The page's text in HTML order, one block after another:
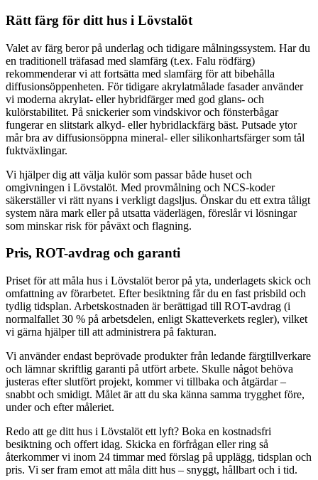
Rätt färg för ditt hus i Lövstalöt
Valet av färg beror på underlag och tidigare målningssystem. Har du
en traditionell träfasad med slamfärg (t.ex. Falu rödfärg)
rekommenderar vi att fortsätta med slamfärg för att bibehålla
diffusionsöppenheten. För tidigare akrylatmålade fasader använder
vi moderna akrylat- eller hybridfärger med god glans- och
kulörstabilitet. På snickerier som vindskivor och fönsterbågar
fungerar en slitstark alkyd- eller hybridlackfärg bäst. Putsade ytor
mår bra av diffusionsöppna mineral- eller silikonhartsfärger som tål
fuktväxlingar.
Vi hjälper dig att välja kulör som passar både huset och
omgivningen i Lövstalöt. Med provmålning och NCS-koder
säkerställer vi rätt nyans i verkligt dagsljus. Önskar du ett extra tåligt
system nära mark eller på utsatta väderlägen, föreslår vi lösningar
som minskar risk för påväxt och flagning.
Pris, ROT-avdrag och garanti
Priset för att måla hus i Lövstalöt beror på yta, underlagets skick och
omfattning av förarbetet. Efter besiktning får du en fast prisbild och
tydlig tidsplan. Arbetskostnaden är berättigad till ROT-avdrag (i
normalfallet 30 % på arbetsdelen, enligt Skatteverkets regler), vilket
vi gärna hjälper till att administrera på fakturan.
Vi använder endast beprövade produkter från ledande färgtillverkare
och lämnar skriftlig garanti på utfört arbete. Skulle något behöva
justeras efter slutfört projekt, kommer vi tillbaka och åtgärdar –
snabbt och smidigt. Målet är att du ska känna samma trygghet före,
under och efter måleriet.
Redo att ge ditt hus i Lövstalöt ett lyft? Boka en kostnadsfri
besiktning och offert idag. Skicka en förfrågan eller ring så
återkommer vi inom 24 timmar med förslag på upplägg, tidsplan och
pris. Vi ser fram emot att måla ditt hus – snyggt, hållbart och i tid.